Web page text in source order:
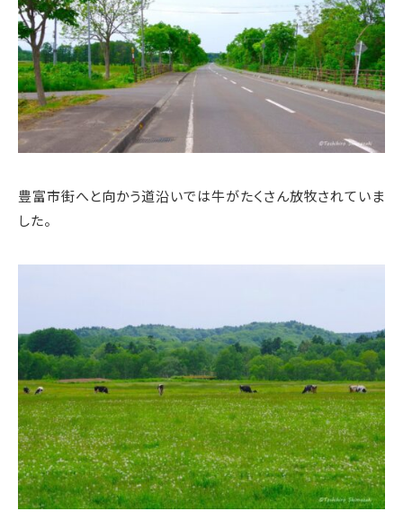
豊富市街へと向かう道沿いでは牛がたくさん放牧されていま
した。